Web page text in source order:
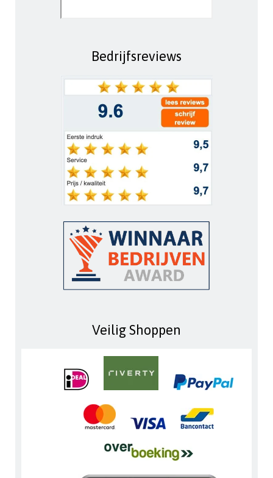
Bedrijfsreviews
Veilig Shoppen